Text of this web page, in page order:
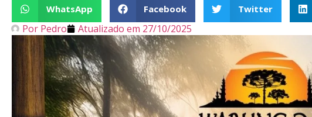
WhatsApp Facebook Twitter
Por Pedro Atualizado em 27/10/2025